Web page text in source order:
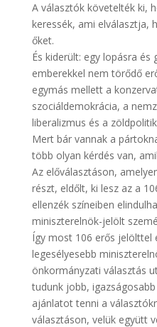
A választók követelték ki,
keressék, ami elválasztja,
őket.
És kiderült: egy lopásra
emberekkel nem törődő
egymás mellett a
szociáldemokrácia, a
liberalizmus és a
Mert bár vannak a
több olyan kérdés van,
Az előválasztáson,
részt, eldőlt, ki lesz az a
ellenzék színeiben
miniszterelnök-jelölt
Így most 106 erős jelölttel
legesélyesebb
önkormányzati választás
tudunk jobb,
ajánlatot tenni a
választáson, velük együtt